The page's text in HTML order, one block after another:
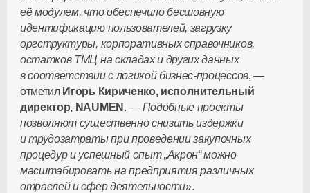
её модулем, что обеспечило бесшовную
идентификацию пользователей, загрузку
оргструктуры, корпоративных справочников,
остатков ТМЦ на складах и других данных
в соответствии с логикойбизнес-процессов, —
отметил Игорь Кириченко, исполнительный
директор, NAUMEN . — Подобные проекты
позволяют существенно снизить издержки
и трудозатраты при проведении закупочных
процедур и успешный опыт „Акрон“ можно
масштабировать на предприятия различных
отраслей и сфер деятельности».